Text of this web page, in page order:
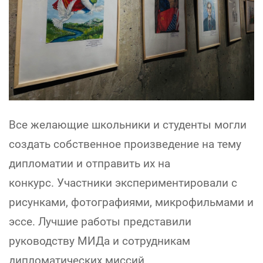
Все желающие школьники и студенты могли
создать собственное произведение на тему
дипломатии и отправить их на
конкурс. Участники экспериментировали с
рисунками, фотографиями, микрофильмами и
эссе. Лучшие работы представили
руководству МИДа и сотрудникам
дипломатических миссий.